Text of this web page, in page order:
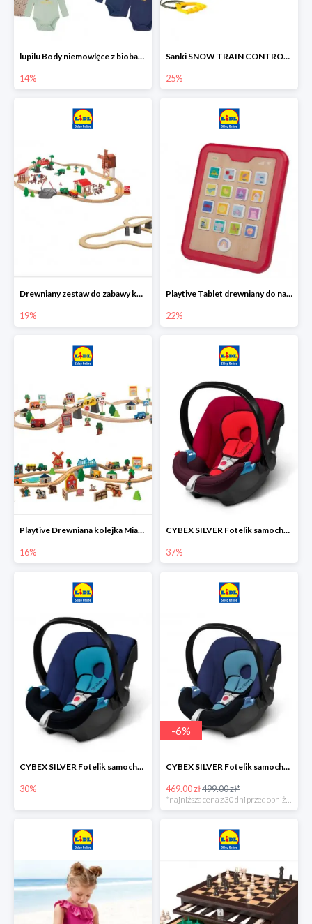
lupilu Body niemowlęce z biobawełny
14%
Sanki SNOW TRAIN CONTROL -25%
25%
Drewniany zestaw do zabawy kolejką - farma i wiadukt
19%
Playtive Tablet drewniany do nauki, interaktywny
22%
Playtive Drewniana kolejka Miasto lub Farma
16%
CYBEX SILVER Fotelik samochodowy
37%
CYBEX SILVER Fotelik samochodowy -30%
30%
-6%
CYBEX SILVER Fotelik samochodowy + dostawa gratis!
469.00 zł499.00 zł*
*najniższa cena z 30 dni przed obniżką